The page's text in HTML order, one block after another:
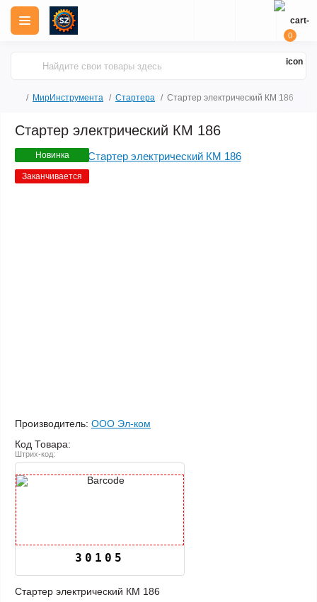
0
МирИнструмента Стартера Стартер электрический КМ 186
Стартер электрический КМ 186
Новинка
Заканчивается
Производитель: ООО Эл-ком
Код Товара:
Штрих-код:
30105
Стартер электрический КМ 186